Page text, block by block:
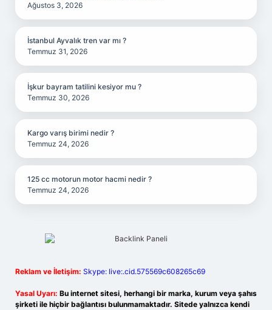
Ağustos 3, 2026
İstanbul Ayvalık tren var mı ?
Temmuz 31, 2026
İşkur bayram tatilini kesiyor mu ?
Temmuz 30, 2026
Kargo varış birimi nedir ?
Temmuz 24, 2026
125 cc motorun motor hacmi nedir ?
Temmuz 24, 2026
Reklam ve İletişim: Skype: live:.cid.575569c608265c69
Yasal Uyarı: Bu internet sitesi, herhangi bir marka, kurum veya şahıs
şirketi ile hiçbir bağlantısı bulunmamaktadır. Sitede yalnızca kendi